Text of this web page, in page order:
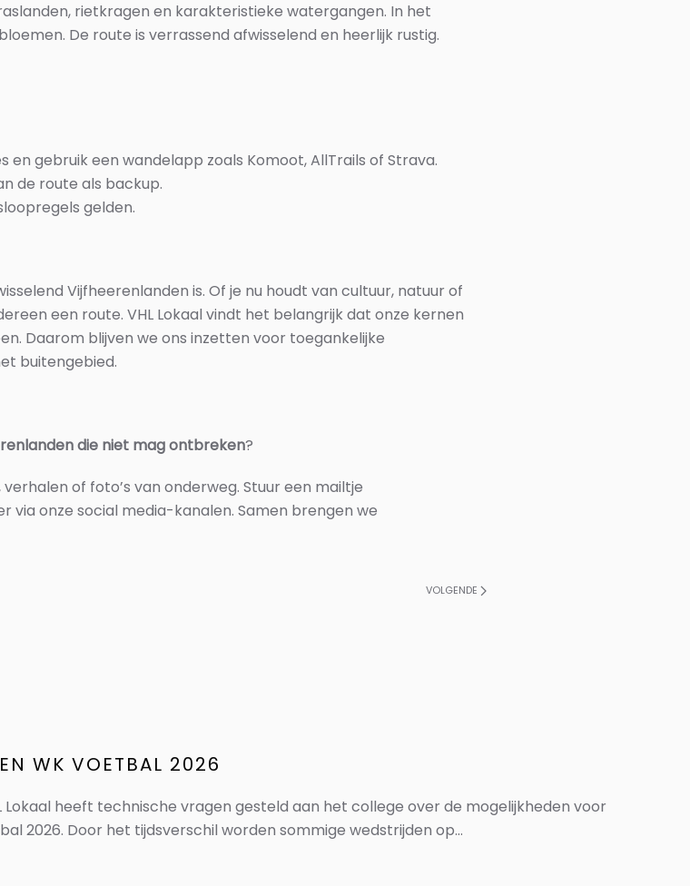
rietkragen en karakteristieke watergangen. In het
De route is verrassend afwisselend en heerlijk rustig.
en gebruik een wandelapp zoals Komoot, AllTrails of Strava.
de route als backup.
gelden.
Vijfheerenlanden is. Of je nu houdt van cultuur, natuur of
een route. VHL Lokaal vindt het belangrijk dat onze kernen
Daarom blijven we ons inzetten voor toegankelijke
buitengebied.
die niet mag ontbreken?
of foto’s van onderweg. Stuur een mailtje
via onze social media-kanalen. Samen brengen we
VOLGENDE
WK VOETBAL 2026
Lokaal heeft technische vragen gesteld aan het college over de mogelijkheden voor
2026. Door het tijdsverschil worden sommige wedstrijden op...